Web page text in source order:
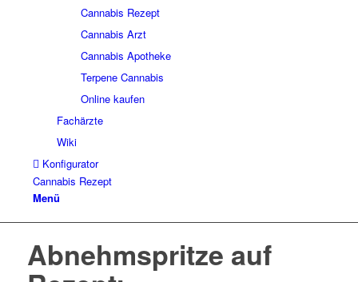
Cannabis Rezept
Cannabis Arzt
Cannabis Apotheke
Terpene Cannabis
Online kaufen
Fachärzte
Wiki
Konfigurator
Cannabis Rezept
Menü
Abnehmspritze auf